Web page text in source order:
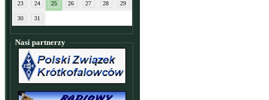
23 24 25 26 27 28 29
30 31
Nasi partnerzy